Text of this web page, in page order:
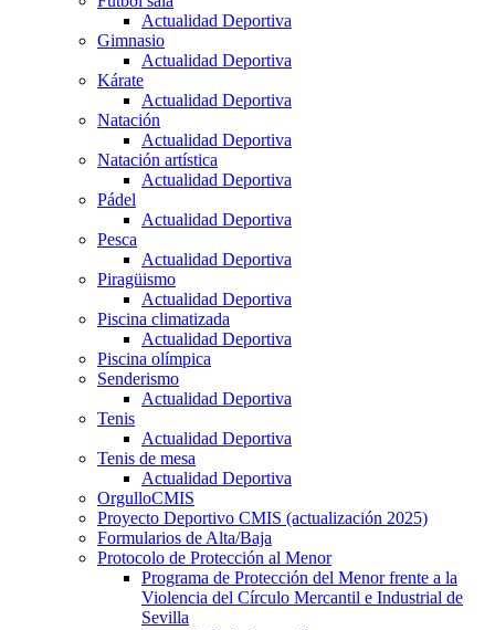
Actualidad Deportiva
Gimnasio
Actualidad Deportiva
Kárate
Actualidad Deportiva
Natación
Actualidad Deportiva
Natación artística
Actualidad Deportiva
Pádel
Actualidad Deportiva
Pesca
Actualidad Deportiva
Piragüismo
Actualidad Deportiva
Piscina climatizada
Actualidad Deportiva
Piscina olímpica
Senderismo
Actualidad Deportiva
Tenis
Actualidad Deportiva
Tenis de mesa
Actualidad Deportiva
OrgulloCMIS
Proyecto Deportivo CMIS (actualización 2025)
Formularios de Alta/Baja
Protocolo de Protección al Menor
Programa de Protección del Menor frente a la
Violencia del Círculo Mercantil e Industrial de
Sevilla